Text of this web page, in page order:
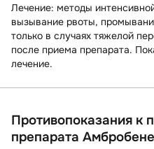
Лечение: методы
вызывание рвоты,
только в случаях тяжелой
после приема препарата.
лечение.
Противопоказания к
препарата Амбробене